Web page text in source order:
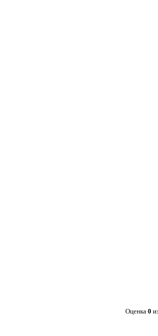
Оценка 0